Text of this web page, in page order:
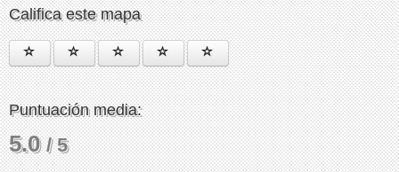
Califica este mapa
Puntuación media:
5.0/ 5